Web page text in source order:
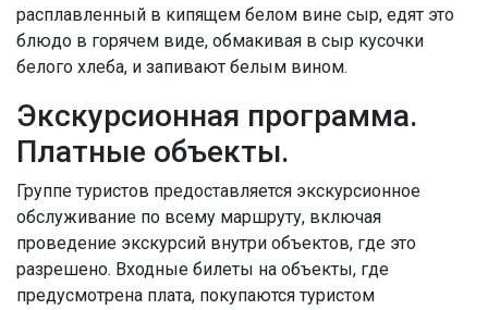
расплавленный в кипящем белом вине сыр, едят это
блюдо в горячем виде, обмакивая в сыр кусочки
белого хлеба, и запивают белым вином.
Экскурсионная программа.
Платные объекты.
Группе туристов предоставляется экскурсионное
обслуживание по всему маршруту, включая
проведение экскурсий внутри объектов, где это
разрешено. Входные билеты на объекты, где
предусмотрена плата, покупаются туристом